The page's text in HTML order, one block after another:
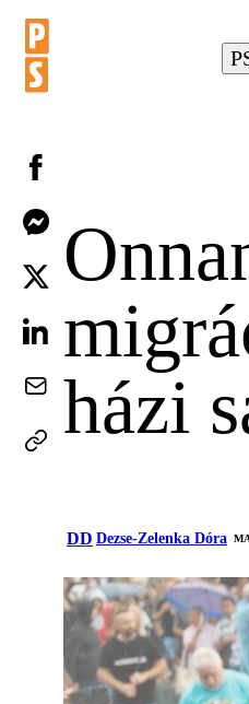
házi
DD Dezse-Zelenka Dóra